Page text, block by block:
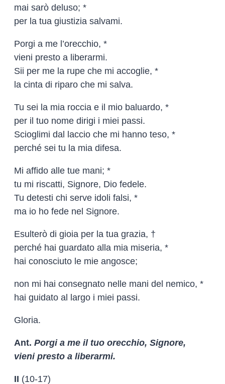
mai sarò deluso; *
per la tua giustizia salvami.
Porgi a me l’orecchio, *
vieni presto a liberarmi.
Sii per me la rupe che mi accoglie, *
la cinta di riparo che mi salva.
Tu sei la mia roccia e il mio baluardo, *
per il tuo nome dirigi i miei passi.
Scioglimi dal laccio che mi hanno teso, *
perché sei tu la mia difesa.
Mi affido alle tue mani; *
tu mi riscatti, Signore, Dio fedele.
Tu detesti chi serve idoli falsi, *
ma io ho fede nel Signore.
Esulterò di gioia per la tua grazia, †
perché hai guardato alla mia miseria, *
hai conosciuto le mie angosce;
non mi hai consegnato nelle mani del nemico, *
hai guidato al largo i miei passi.
Gloria.
Ant. Porgi a me il tuo orecchio, Signore,
vieni presto a liberarmi.
II (10-17)